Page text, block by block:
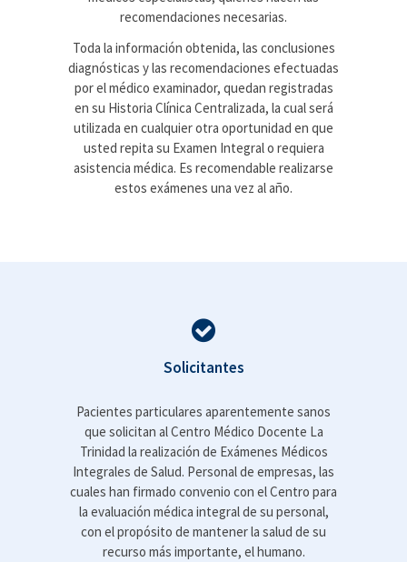
recomendaciones necesarias.
Toda la información obtenida, las conclusiones
diagnósticas y las recomendaciones efectuadas
por el médico examinador, quedan registradas
en su Historia Clínica Centralizada, la cual será
utilizada en cualquier otra oportunidad en que
usted repita su Examen Integral o requiera
asistencia médica. Es recomendable realizarse
estos exámenes una vez al año.
Solicitantes
Pacientes particulares aparentemente sanos
que solicitan al Centro Médico Docente La
Trinidad la realización de Exámenes Médicos
Integrales de Salud. Personal de empresas, las
cuales han firmado convenio con el Centro para
la evaluación médica integral de su personal,
con el propósito de mantener la salud de su
recurso más importante, el humano.